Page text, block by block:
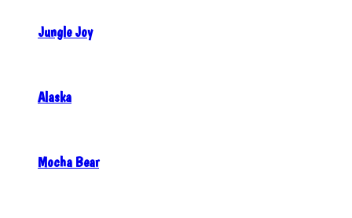
Jungle Joy
Alaska
Mocha Bear